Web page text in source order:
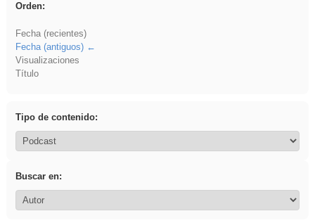
Orden:
Fecha (recientes)
Fecha (antiguos)
Visualizaciones
Título
Tipo de contenido:
Buscar en: